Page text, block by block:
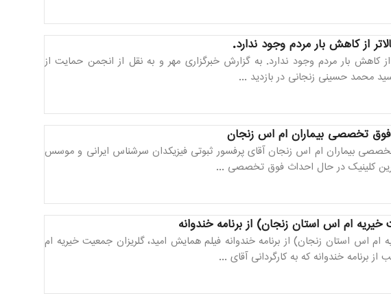
از کاهش بار مردم وجود ندارد.
کاهش بار مردم وجود ندارد. به گزارش خبرگزاری مهر و به نقل از انجمن حمایت از
محمد حسینی زنجانی در بازدید ...
فوق تخصصی بیماران ام اس زنجان
تخصصی بیماران ام اس زنجان آقای پرفسور ثبوتی فیزیکدان سرشناس ایرانی و موسس
کلینیک در حال احداث فوق تخصصی ...
ام اس استان زنجان) از برنامه خندوانه
اس استان زنجان) از برنامه خندوانه فیلم همایش امید، گلریزان جمعیت خیریه ام